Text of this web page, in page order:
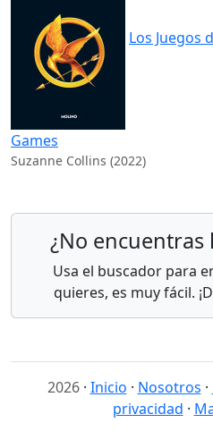
Los Juegos
Games
Suzanne Collins (2022)
¿No encuentras
Usa el buscador para
quieres, es muy fácil.
2026· Inicio · Nosotros ·
privacidad ·